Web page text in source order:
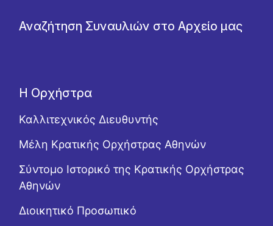
Αναζήτηση Συναυλιών στο Αρχείο μας
Η Ορχήστρα
Καλλιτεχνικός Διευθυντής
Μέλη Κρατικής Ορχήστρας Αθηνών
Σύντομο Ιστορικό της Κρατικής Ορχήστρας
Αθηνών
Διοικητικό Προσωπικό